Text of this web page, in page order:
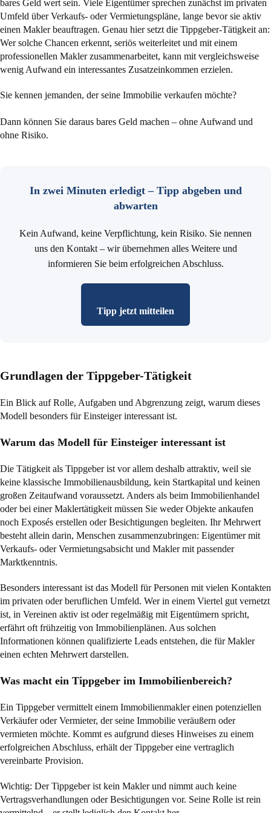
bares Geld wert sein. Viele Eigentümer sprechen zunächst im privaten
Umfeld über Verkaufs- oder Vermietungspläne, lange bevor sie aktiv
einen Makler beauftragen. Genau hier setzt die Tippgeber-Tätigkeit an:
Wer solche Chancen erkennt, seriös weiterleitet und mit einem
professionellen Makler zusammenarbeitet, kann mit vergleichsweise
wenig Aufwand ein interessantes Zusatzeinkommen erzielen.
Sie kennen jemanden, der seine Immobilie verkaufen möchte?
Dann können Sie daraus bares Geld machen – ohne Aufwand und
ohne Risiko.
In zwei Minuten erledigt – Tipp abgeben und
abwarten
Kein Aufwand, keine Verpflichtung, kein Risiko. Sie nennen
uns den Kontakt – wir übernehmen alles Weitere und
informieren Sie beim erfolgreichen Abschluss.
Tipp jetzt mitteilen
Grundlagen der Tippgeber-Tätigkeit
Ein Blick auf Rolle, Aufgaben und Abgrenzung zeigt, warum dieses
Modell besonders für Einsteiger interessant ist.
Warum das Modell für Einsteiger interessant ist
Die Tätigkeit als Tippgeber ist vor allem deshalb attraktiv, weil sie
keine klassische Immobilienausbildung, kein Startkapital und keinen
großen Zeitaufwand voraussetzt. Anders als beim Immobilienhandel
oder bei einer Maklertätigkeit müssen Sie weder Objekte ankaufen
noch Exposés erstellen oder Besichtigungen begleiten. Ihr Mehrwert
besteht allein darin, Menschen zusammenzubringen: Eigentümer mit
Verkaufs- oder Vermietungsabsicht und Makler mit passender
Marktkenntnis.
Besonders interessant ist das Modell für Personen mit vielen Kontakten
im privaten oder beruflichen Umfeld. Wer in einem Viertel gut vernetzt
ist, in Vereinen aktiv ist oder regelmäßig mit Eigentümern spricht,
erfährt oft frühzeitig von Immobilienplänen. Aus solchen
Informationen können qualifizierte Leads entstehen, die für Makler
einen echten Mehrwert darstellen.
Was macht ein Tippgeber im Immobilienbereich?
Ein Tippgeber vermittelt einem Immobilienmakler einen potenziellen
Verkäufer oder Vermieter, der seine Immobilie veräußern oder
vermieten möchte. Kommt es aufgrund dieses Hinweises zu einem
erfolgreichen Abschluss, erhält der Tippgeber eine vertraglich
vereinbarte Provision.
Wichtig: Der Tippgeber ist kein Makler und nimmt auch keine
Vertragsverhandlungen oder Besichtigungen vor. Seine Rolle ist rein